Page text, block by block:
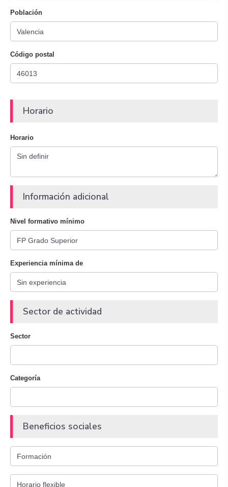
Población
Código postal
Horario
Horario
Información adicional
Nivel formativo mínimo
Experiencia mínima de
Sector de actividad
Sector
Categoría
Beneficios sociales